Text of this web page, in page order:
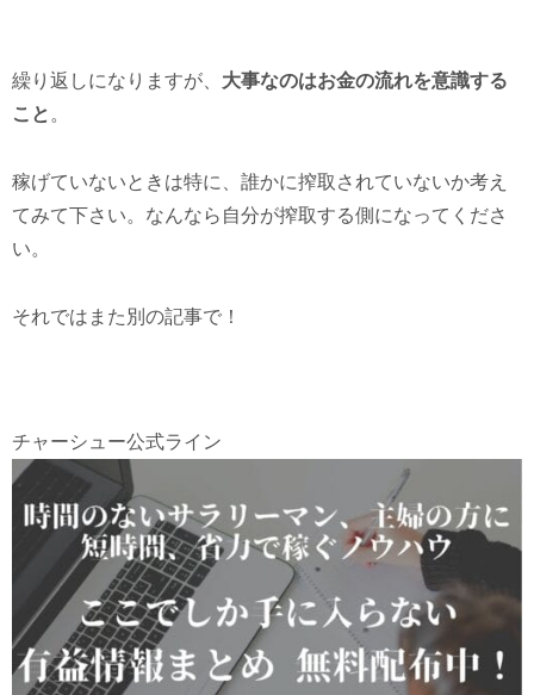
繰り返しになりますが、 大事なのはお金の流れを意識する
こと 。
稼げていないときは特に、誰かに搾取されていないか考え
てみて下さい。なんなら自分が搾取する側になってくださ
い。
それではまた別の記事で！
チャーシュー公式ライン